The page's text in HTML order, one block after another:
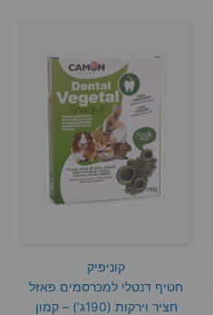
קוניפיק
חטיף דנטלי למכרסמים פאזל
חציר וירקות (190ג’) – קמון